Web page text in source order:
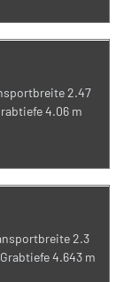
2.47
4.06 m
2.3
4.643 m